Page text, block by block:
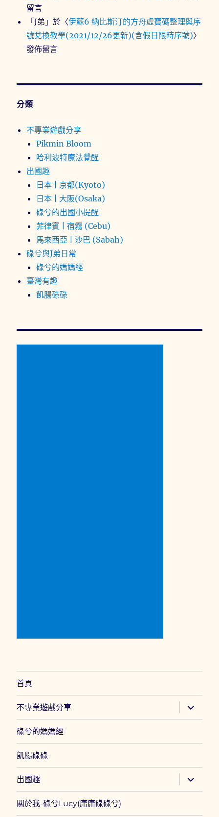
留言
「J弟 」於〈伊蘇6 納比斯汀的方舟虛寶碼整理與序
號兌換教學(2021/12/26更新)(含假日限時序號)〉
發佈留言
分類
不專業遊戲分享
Pikmin Bloom
哈利波特魔法覺醒
出國趣
日本 | 京都(Kyoto)
日本 | 大阪(Osaka)
碌兮的出國小提醒
菲律賓 | 宿霧 (Cebu)
馬來西亞 | 沙巴 (Sabah)
碌兮與J弟日常
碌兮的媽媽經
臺灣有趣
飢腸碌碌
首頁
不專業遊戲分享
開
子
碌兮的媽媽經
飢腸碌碌
出國趣
開
子
關於我-碌兮Lucy(庸庸碌碌兮)